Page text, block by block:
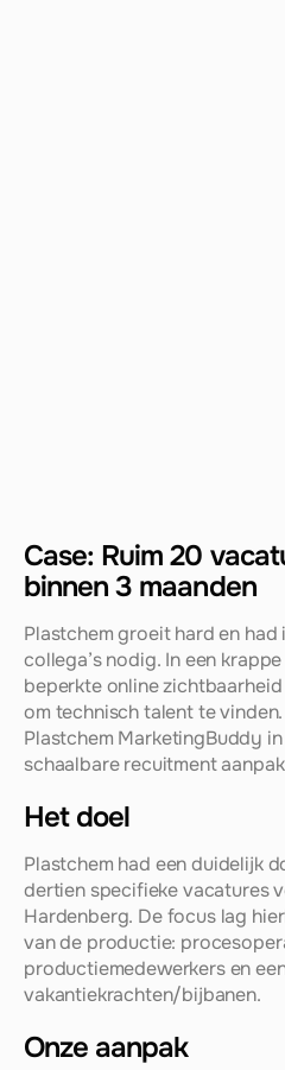
Case: Ruim 20
binnen 3 maanden
Plastchem groeit hard en
collega’s nodig. In een
beperkte online
om technisch talent te
Plastchem MarketingBuddy
schaalbare recuitment
Het doel
Plastchem had een duidelijk
dertien specifieke vacatures
Hardenberg. De focus lag
van de productie:
productiemedewerkers en
vakantiekrachten/bijbanen.
Onze aanpak